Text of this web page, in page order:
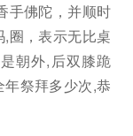
手佛陀，并顺时
圈，表示无比桌
朝外,后双膝跪
祭拜多少次,恭